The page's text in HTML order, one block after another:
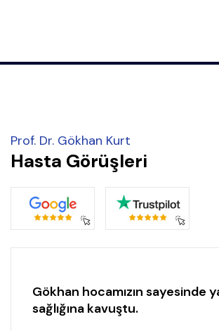
Prof. Dr. Gökhan Kurt
Hasta Görüşleri
Gökhan hocamızın sayesinde
sağlığına kavuştu.